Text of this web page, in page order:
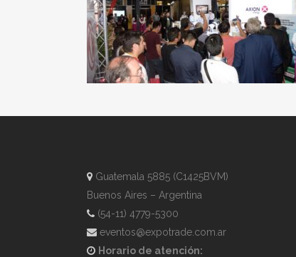
Guatemala 5885 (C1425BVM)
Buenos Aires – Argentina
(54-11) 4779-5300
eventos@expotrade.com.ar
Horario de atención: